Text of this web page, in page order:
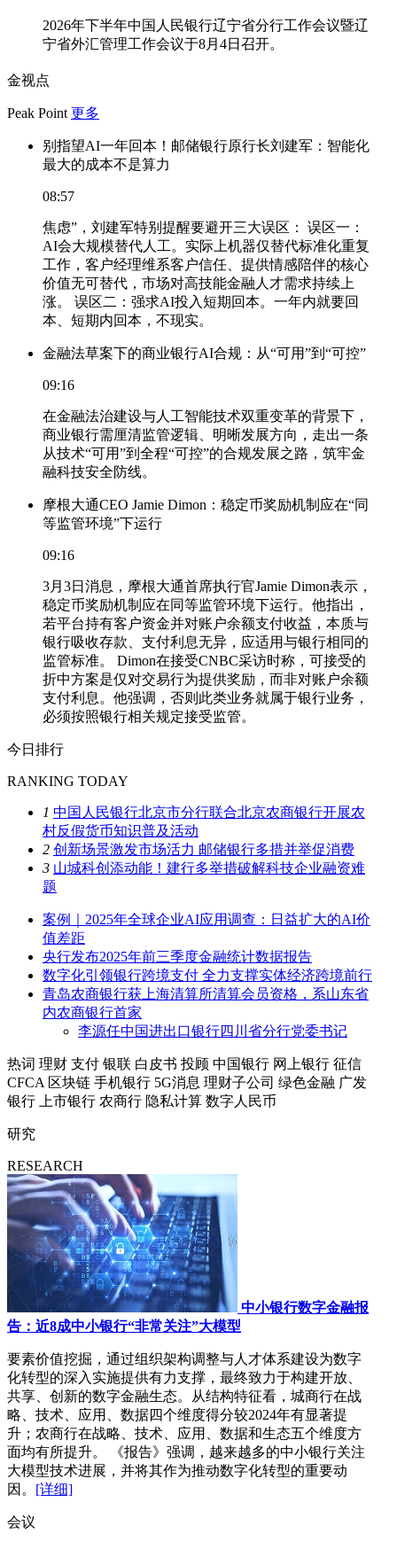
2026年下半年中国人民银行辽宁省分行工作会议暨辽
宁省外汇管理工作会议于8月4日召开。
金视点
Peak Point 更多
别指望AI一年回本！邮储银行原行长刘建军：智能化
最大的成本不是算力
08:57
焦虑”，刘建军特别提醒要避开三大误区： 误区一：
AI会大规模替代人工。实际上机器仅替代标准化重复
工作，客户经理维系客户信任、提供情感陪伴的核心
价值无可替代，市场对高技能金融人才需求持续上
涨。 误区二：强求AI投入短期回本。一年内就要回
本、短期内回本，不现实。
金融法草案下的商业银行AI合规：从“可用”到“可控”
09:16
在金融法治建设与人工智能技术双重变革的背景下，
商业银行需厘清监管逻辑、明晰发展方向，走出一条
从技术“可用”到全程“可控”的合规发展之路，筑牢金
融科技安全防线。
摩根大通CEO Jamie Dimon：稳定币奖励机制应在“同
等监管环境”下运行
09:16
3月3日消息，摩根大通首席执行官Jamie Dimon表示，
稳定币奖励机制应在同等监管环境下运行。他指出，
若平台持有客户资金并对账户余额支付收益，本质与
银行吸收存款、支付利息无异，应适用与银行相同的
监管标准。 Dimon在接受CNBC采访时称，可接受的
折中方案是仅对交易行为提供奖励，而非对账户余额
支付利息。他强调，否则此类业务就属于银行业务，
必须按照银行相关规定接受监管。
今日排行
RANKING TODAY
1 中国人民银行北京市分行联合北京农商银行开展农
村反假货币知识普及活动
2 创新场景激发市场活力 邮储银行多措并举促消费
3 山城科创添动能！建行多举措破解科技企业融资难
题
案例｜2025年全球企业AI应用调查：日益扩大的AI价
值差距
央行发布2025年前三季度金融统计数据报告
数字化引领银行跨境支付 全力支撑实体经济跨境前行
青岛农商银行获上海清算所清算会员资格，系山东省
内农商银行首家
李源任中国进出口银行四川省分行党委书记
热词 理财 支付 银联 白皮书 投顾 中国银行 网上银行 征信
CFCA 区块链 手机银行 5G消息 理财子公司 绿色金融 广发
银行
上市银行 农商行 隐私计算 数字人民币
研究
RESEARCH
中小银行数字金融报
告：近8成中小银行“非常关注”大模型
要素价值挖掘，通过组织架构调整与人才体系建设为数字
化转型的深入实施提供有力支撑，最终致力于构建开放、
共享、创新的数字金融生态。从结构特征看，城商行在战
略、技术、应用、数据四个维度得分较2024年有显著提
升；农商行在战略、技术、应用、数据和生态五个维度方
面均有所提升。 《报告》强调，越来越多的中小银行关注
大模型技术进展，并将其作为推动数字化转型的重要动
因。 [详细]
会议